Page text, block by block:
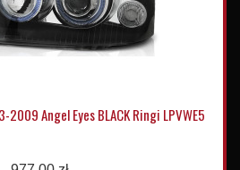
Angel Eyes BLACK Ringi LPVWE5